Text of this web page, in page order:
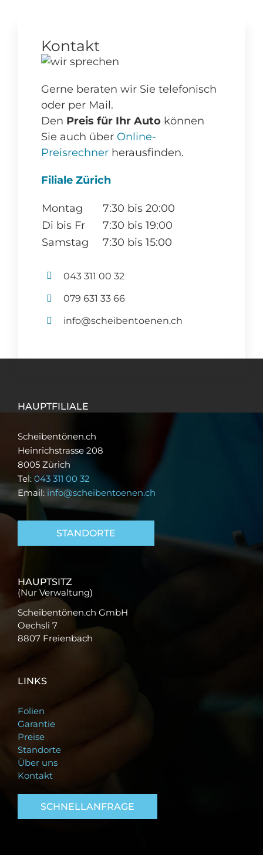
Kontakt
Gerne beraten wir Sie telefonisch
oder per Mail.
Den Preis für Ihr Auto können
Sie auch über Online-
Preisrechner herausfinden.
Filiale Zürich
Montag
7:30 bis 20:00
Di bis Fr
7:30 bis 19:00
Samstag
7:30 bis 15:00
043 311 00 32
079 631 33 66
info@scheibentoenen.ch
HAUPTFILIALE
Scheibentönen.ch
Heinrichstrasse 208
8005 Zürich
Tel: 043 311 00 32
Email: info@scheibentoenen.ch
STANDORTE
HAUPTSITZ
(Nur Verwaltung)
Scheibentönen.ch GmbH
Oechsli 7
8807 Freienbach
LINKS
Folien
Garantie
Preise
Standorte
Über uns
Kontakt
SCHNELLANFRAGE